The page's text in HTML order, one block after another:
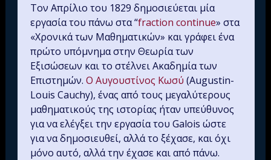
Τον Απρίλιο του 1829 δημοσιεύεται μία
εργασία του πάνω στα “fraction continue» στα
«Χρονικά των Μαθηματικών» και γράφει ένα
πρώτο υπόμνημα στην Θεωρία των
Εξισώσεων και το στέλνει Ακαδημία των
Επιστημών. Ο Αυγουστίνος Κωσύ (Augustin-
Louis Cauchy), ένας από τους μεγαλύτερους
μαθηματικούς της ιστορίας ήταν υπεύθυνος
για να ελέγξει την εργασία του Galois ώστε
για να δημοσιευθεί, αλλά το ξέχασε, και όχι
μόνο αυτό, αλλά την έχασε και από πάνω.